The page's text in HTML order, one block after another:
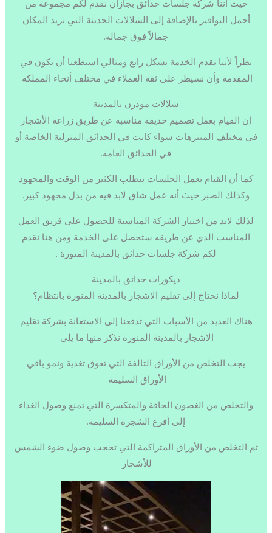
حيث أننا شركة جلسات حدائق بجازان نقدم لكم مجموعة من
أجمل النوافير بالإضافة إلى الشلالات الحديثة التي تزيد المكان
جمالاً فوق جماله.
نظراً لأننا نقدم الخدمة بشكل رائع ومثالي استطعنا أن نكون في
المقدمة وأن نسيطر على ثقة العملاء في مختلف أنحاء المملكة.
شلالات مودرن بالمدينة
إن القيام بعمل تصميم حديقة مناسبة عن طريق زراعة الأشجار
في مختلف المنتزهات سواء كانت في الحدائق المنزلية الخاصة أو
في الحدائق العامة.
كما أن القيام بعمل الجلسات يتطلب الكثير من الوقت والمجهود
وكذلك الصبر حيث أنه عمل شاق لابد فيه من بذل مجهود كبير.
لذلك لابد من اختيار الشركة المناسبة للحصول على فريق العمل
المناسب الذي عن طريقه ستحصل على الخدمة ومن هنا نقدم
لكم شركة جلسات حدائق بالمدينة المنورة .
ديكورات حدائق بالمدينة
لماذا نحتاج إلى تقليم الاشجار بالمدينة المنورة بانتظام؟
هناك العديد من الأسباب التي تدفعنا إلى الاستعانة بشركة تقليم
الاشجار بالمدينة المنورة نذكر منها ما يلي:
يجب التخلص من الأوراق التالفة التي تعوق تغذية ونمو باقي
الأوراق السليمة.
والتخلص من الغصون الجافة والمتكسرة التي تمنع وصول الغذاء
إلى أفرع الشجرة السليمة.
ثم التخلص من الأوراق المتراكمة التي تحجب وصول ضوء الشمس
للأشجار.